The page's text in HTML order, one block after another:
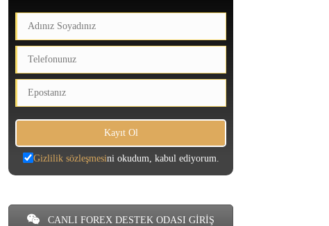
Gizlilik sözleşmesini okudum, kabul ediyorum.
CANLI FOREX DESTEK ODASI GİRİŞ